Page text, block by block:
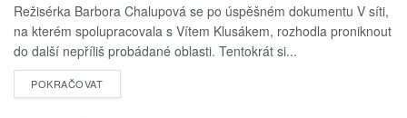
Režisérka Barbora Chalupová se po úspěšném dokumentu V síti,
na kterém spolupracovala s Vítem Klusákem, rozhodla proniknout
do další nepříliš probádané oblasti. Tentokrát si...
POKRAČOVAT